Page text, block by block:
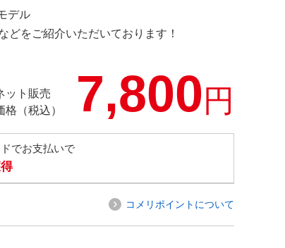
デル
どをご紹介いただいております！
ット販売
格（税込）
7,800円
でお支払いで
コメリポイントについて